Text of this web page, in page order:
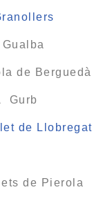
de Berguedà
Gurb
de Llobregat
de Pierola